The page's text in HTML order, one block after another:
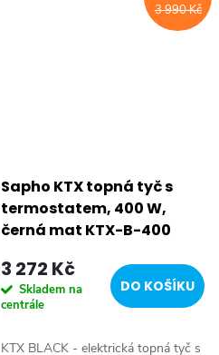
3 990 Kč
Sapho KTX topná tyč s
termostatem, 400 W,
černá mat KTX-B-400
3 272 Kč
Skladem na
centrále
DO KOŠÍKU
KTX BLACK - elektrická topná tyč s